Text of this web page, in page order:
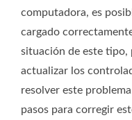
computadora, es
cargado
situación de este tipo,
actualizar los
resolver este
pasos para corregir